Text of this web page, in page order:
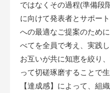
ではなくその過程(準備段
に向けて発表者とサポー
への最適なご提案のため
べてを全員で考え、実践し
お互いが共に知恵を絞り
って切磋琢磨することで
【達成感】によって、組